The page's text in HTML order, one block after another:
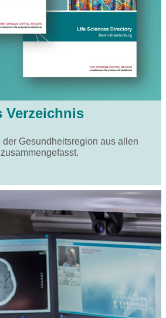
Verzeichnis
der Gesundheitsregion aus allen